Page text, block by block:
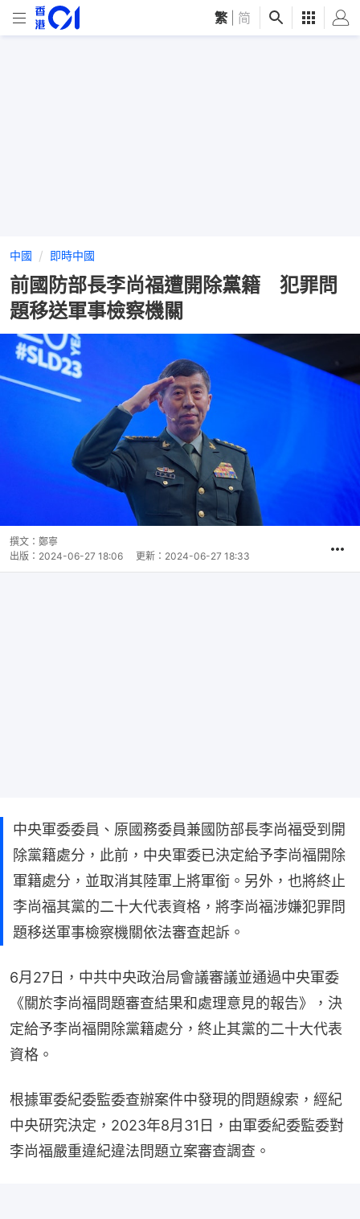
繁 简
中國 即時中國
前國防部長李尚福遭開除黨籍 犯罪問
題移送軍事檢察機關
撰文： 鄭寧
出版： 2024-06-27 18:06 更新： 2024-06-27 18:33
中央軍委委員、原國務委員兼國防部長李尚福受到開
除黨籍處分，此前，中央軍委已決定給予李尚福開除
軍籍處分，並取消其陸軍上將軍銜。另外，也將終止
李尚福其黨的二十大代表資格，將李尚福涉嫌犯罪問
題移送軍事檢察機關依法審查起訴。
6月27日，中共中央政治局會議審議並通過中央軍委
《關於李尚福問題審查結果和處理意見的報告》，決
定給予李尚福開除黨籍處分，終止其黨的二十大代表
資格。
根據軍委紀委監委查辦案件中發現的問題線索，經紀
中央研究決定，2023年8月31日，由軍委紀委監委對
李尚福嚴重違紀違法問題立案審查調查。